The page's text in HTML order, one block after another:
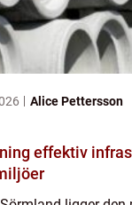
Alice Pettersson
i